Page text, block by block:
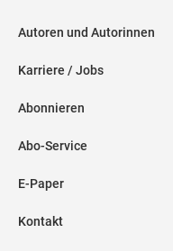
Autoren und Autorinnen
Karriere / Jobs
Abonnieren
Abo-Service
E-Paper
Kontakt